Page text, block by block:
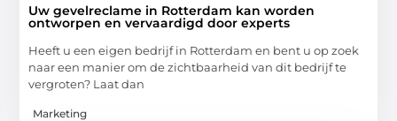
Uw gevelreclame in Rotterdam kan worden
ontworpen en vervaardigd door experts
Heeft u een eigen bedrijf in Rotterdam en bent u op zoek
naar een manier om de zichtbaarheid van dit bedrijf te
vergroten? Laat dan
Marketing